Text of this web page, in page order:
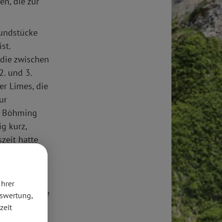
zwischen
und 3.
Limes, die
kurz,
hatte
dafür
der als
im